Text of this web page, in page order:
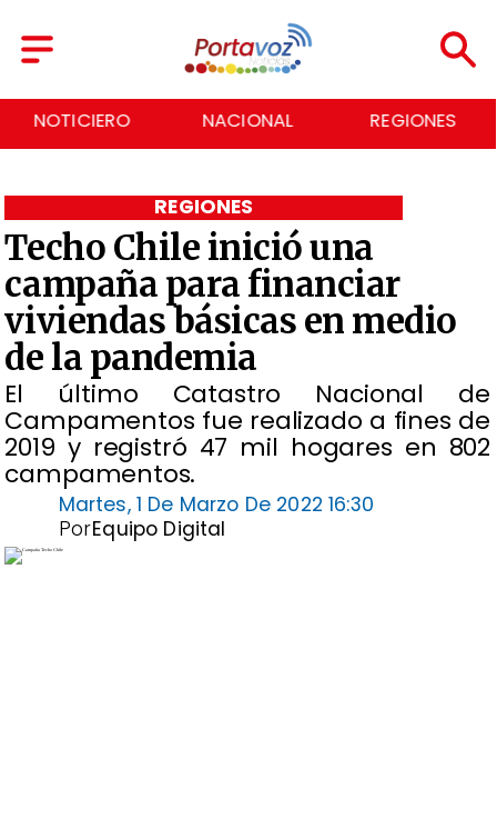
NOTICIERO NACIONAL REGIONES
Techo Chile inició una
campaña para financiar
viviendas básicas en medio
de la pandemia
El último Catastro Nacional de
Campamentos fue realizado a fines de
2019 y registró 47 mil hogares en 802
campamentos.
REGIONES
Martes, 1 De Marzo De 2022 16:30
Equipo Digital
Por